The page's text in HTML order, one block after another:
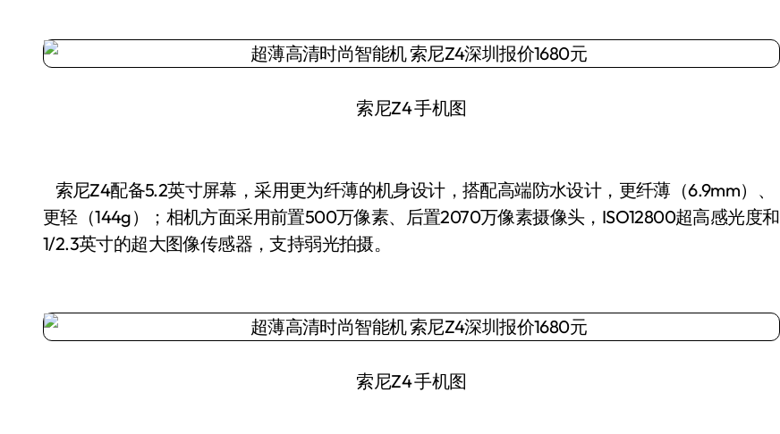
索尼Z4 手机图
索尼Z4配备5.2英寸屏幕，采用更为纤薄的机身设计，搭配高端防水设计，更纤薄（6.9mm）、
更轻（144g）；相机方面采用前置500万像素、后置2070万像素摄像头，ISO12800超高感光度和
1/2.3英寸的超大图像传感器，支持弱光拍摄。
索尼Z4 手机图